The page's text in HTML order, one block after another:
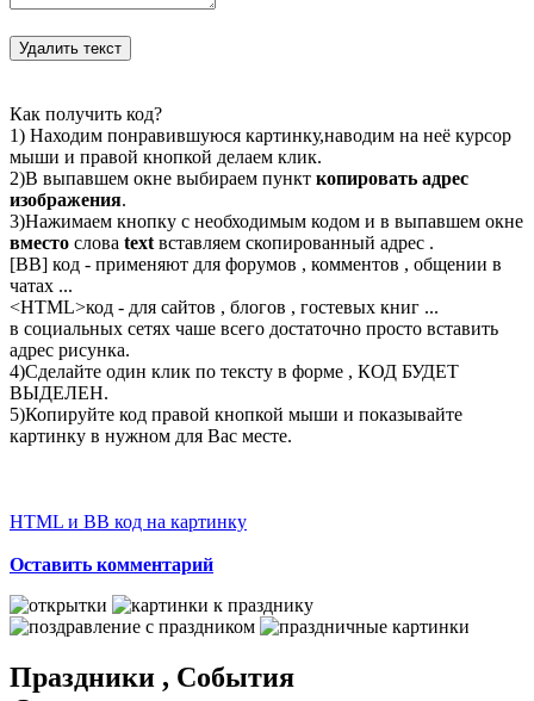
Как получить код?
1) Находим понравившуюся картинку,наводим на неё курсор
мыши и правой кнопкой делаем клик.
2)В выпавшем окне выбираем пункт копировать адрес
изображения.
3)Нажимаем кнопку с необходимым кодом и в выпавшем окне
вместо слова textвставляем скопированный адрес .
[BB] код - применяют для форумов , комментов , общении в
чатах ...
<HTML>код - для сайтов , блогов , гостевых книг ...
в социальных сетях чаше всего достаточно просто вставить
адрес рисунка.
4)Сделайте один клик по тексту в форме , КОД БУДЕТ
ВЫДЕЛЕН.
5)Копируйте код правой кнопкой мыши и показывайте
картинку в нужном для Вас месте.
HTML и BB код на картинку
Оставить комментарий
Праздники , События